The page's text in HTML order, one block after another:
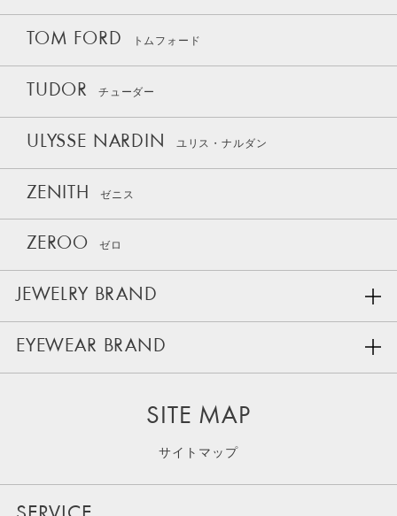
TOM FORD トムフォード
TUDOR チューダー
ULYSSE NARDIN ユリス・ナルダン
ZENITH ゼニス
ZEROO ゼロ
JEWELRY BRAND
EYEWEAR BRAND
SITE MAP
サイトマップ